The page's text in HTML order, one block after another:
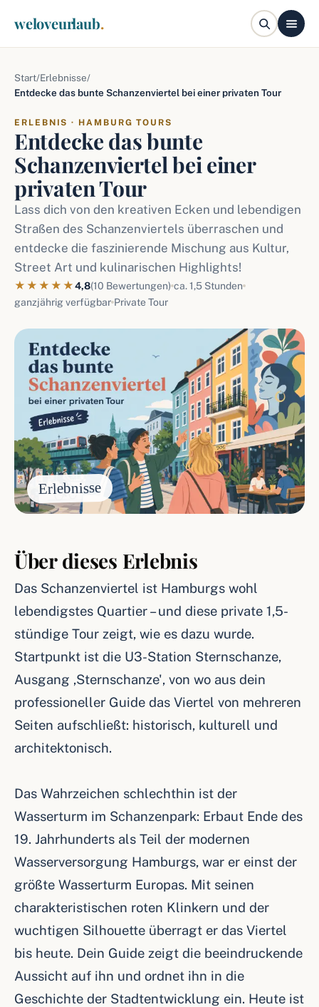
weloveurlaub.
Start/Erlebnisse/
Entdecke das bunte Schanzenviertel bei einer privaten Tour
ERLEBNIS · HAMBURG TOURS
Entdecke das bunte
Schanzenviertel bei einer
privaten Tour
Lass dich von den kreativen Ecken und lebendigen
Straßen des Schanzenviertels überraschen und
entdecke die faszinierende Mischung aus Kultur,
Street Art und kulinarischen Highlights!
★★★★★4,8(10 Bewertungen) ca. 1,5 Stunden
ganzjährig verfügbar Private Tour
Erlebnisse
Über dieses Erlebnis
Das Schanzenviertel ist Hamburgs wohl
lebendigstes Quartier – und diese private 1,5-
stündige Tour zeigt, wie es dazu wurde.
Startpunkt ist die U3-Station Sternschanze,
Ausgang ‚Sternschanze', von wo aus dein
professioneller Guide das Viertel von mehreren
Seiten aufschließt: historisch, kulturell und
architektonisch.
Das Wahrzeichen schlechthin ist der
Wasserturm im Schanzenpark: Erbaut Ende des
19. Jahrhunderts als Teil der modernen
Wasserversorgung Hamburgs, war er einst der
größte Wasserturm Europas. Mit seinen
charakteristischen roten Klinkern und der
wuchtigen Silhouette überragt er das Viertel
bis heute. Dein Guide zeigt die beeindruckende
Aussicht auf ihn und ordnet ihn in die
Geschichte der Stadtentwicklung ein. Heute ist